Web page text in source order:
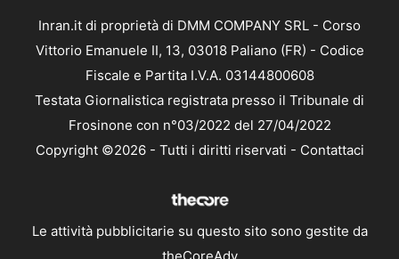
Inran.it di proprietà di DMM COMPANY SRL - Corso
Vittorio Emanuele II, 13, 03018 Paliano (FR) - Codice
Fiscale e Partita I.V.A. 03144800608
Testata Giornalistica registrata presso il Tribunale di
Frosinone con n°03/2022 del 27/04/2022
Copyright ©2026 - Tutti i diritti riservati - Contattaci
Le attività pubblicitarie su questo sito sono gestite da
theCoreAdv